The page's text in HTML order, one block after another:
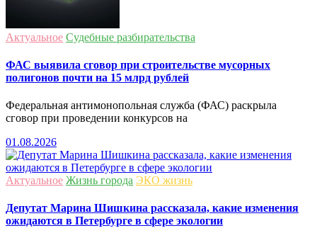
Актуальное Судебные разбирательства
ФАС выявила сговор при строительстве мусорных
полигонов почти на 15 млрд рублей
Федеральная антимонопольная служба (ФАС) раскрыла
сговор при проведении конкурсов на
01.08.2026
Актуальное Жизнь города ЭКО жизнь
Депутат Марина Шишкина рассказала, какие изменения
ожидаются в Петербурге в сфере экологии